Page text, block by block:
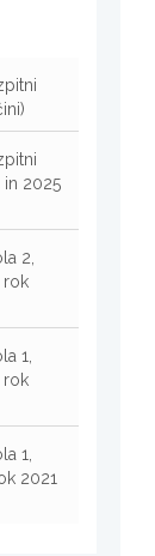
in 2025
2,
rok
1,
rok
1,
2021